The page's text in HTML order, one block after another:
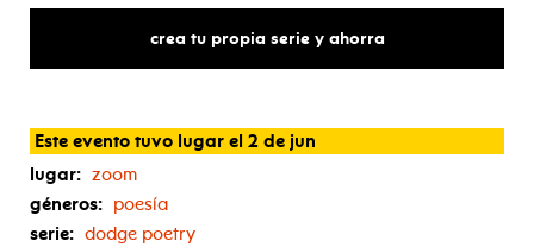
crea tu propia serie y ahorra
Este evento tuvo lugar el 2 de jun
lugar: zoom
géneros: poesía
serie: dodge poetry